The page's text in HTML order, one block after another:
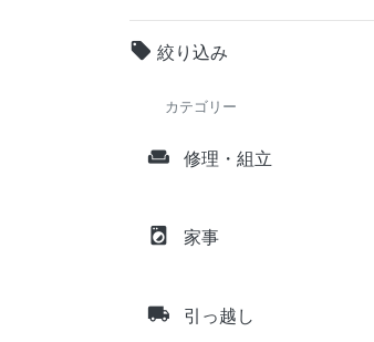
local_offer 絞り込み
カテゴリー
weekend 修理・組立
local_laundry_service 家事
local_shipping 引っ越し